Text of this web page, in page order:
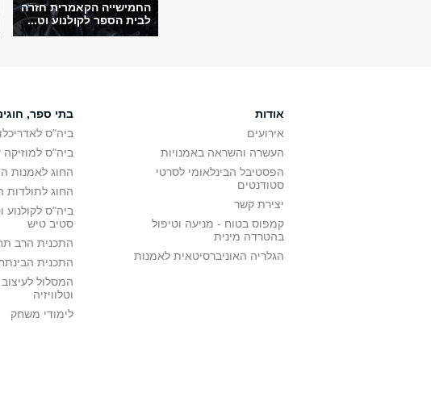
החמישייה הקאמרית חזרה
לבית הספר לקולנוע וט...
אודות
אירועים
העשרה והשראה באמנויות
הפסטיבל הבינלאומי לסרטי
סטודנטים
יצירת קשר
קמפוס בטוח - מניעה וטיפול
בהטרדה מינית
הגלריה האוניברסיטאית לאמנות
בתי ספר,
ביה"ס
ביה"ס
החוג לאמנות
החוג לתולדות
ביה"ס לקולנוע
סטיב טיש
התכנית הרב
התכנית
המסלול
וטלוויזיה
לימודי משחק